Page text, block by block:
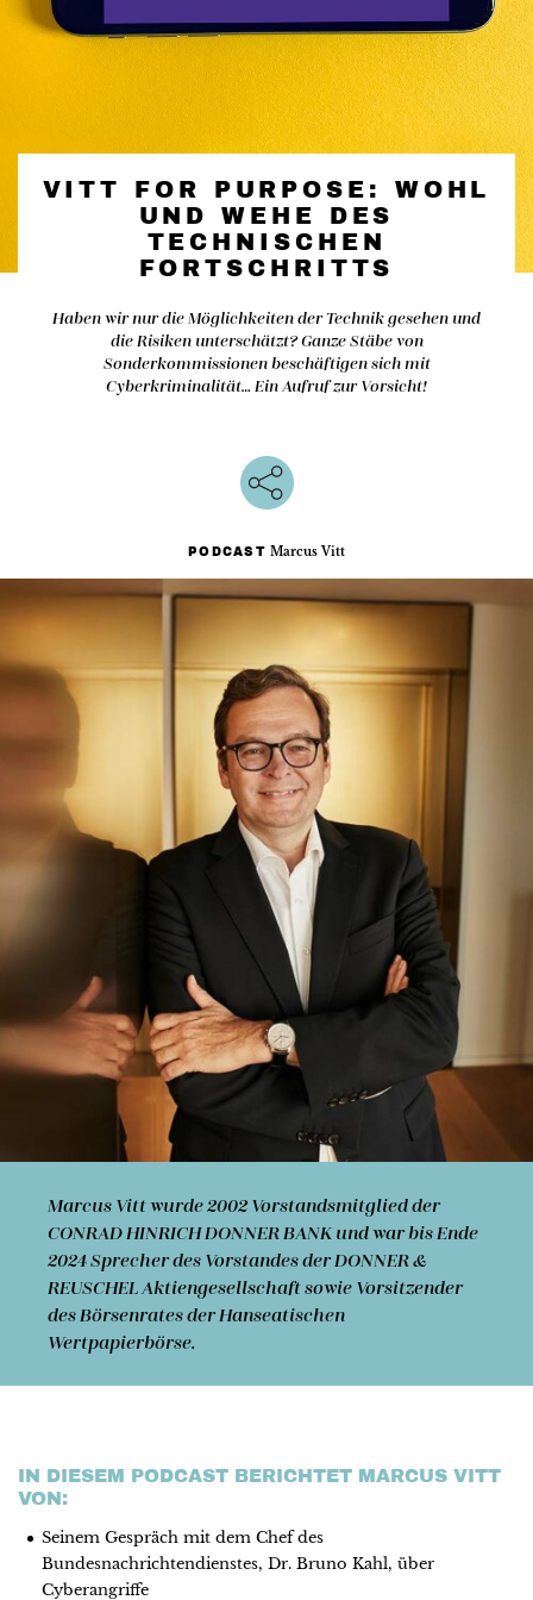
VITT FOR PURPOSE: WOHL
UND WEHE DES
TECHNISCHEN
FORTSCHRITTS
Haben wir nur die Möglichkeiten der Technik gesehen und
die Risiken unterschätzt? Ganze Stäbe von
Sonderkommissionen beschäftigen sich mit
Cyberkriminalität… Ein Aufruf zur Vorsicht!
PODCAST Marcus Vitt
Marcus Vittwurde 2002 Vorstandsmitglied der
CONRAD HINRICH DONNER BANK und war bis Ende
2024 Sprecher des Vorstandes der DONNER &
REUSCHEL Aktiengesellschaft sowie Vorsitzender
des Börsenrates der Hanseatischen
Wertpapierbörse.
IN DIESEM PODCAST BERICHTET MARCUS VITT
VON:
Seinem Gespräch mit dem Chef des
Bundesnachrichtendienstes, Dr. Bruno Kahl, über
Cyberangriffe